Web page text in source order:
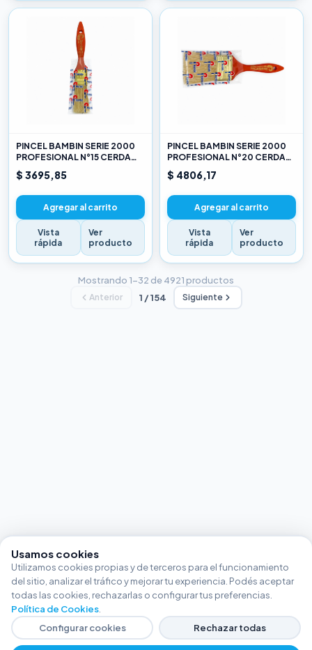
PINCEL BAMBIN SERIE 2000
PROFESIONAL N°15 CERDA
CHINA BLANCA
$ 3695,85
Agregar al carrito
Vista
rápida
Ver
producto
PINCEL BAMBIN SERIE 2000
PROFESIONAL N°20 CERDA
CHINA BLANCA
$ 4806,17
Agregar al carrito
Vista
rápida
Ver
producto
Mostrando 1–32 de 4921 productos
Anterior 1 / 154 Siguiente
Usamos cookies
Utilizamos cookies propias y de terceros para el funcionamiento
del sitio, analizar el tráfico y mejorar tu experiencia. Podés aceptar
todas las cookies, rechazarlas o configurar tus preferencias.
Política de Cookies
Configurar cookies
Rechazar todas